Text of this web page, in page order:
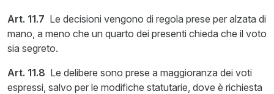
Art. 11.7 Le decisioni vengono di regola prese per alzata di
mano, a meno che un quarto dei presenti chieda che il voto
sia segreto.
Art. 11.8 Le delibere sono prese a maggioranza dei voti
espressi, salvo per le modifiche statutarie, dove è richiesta